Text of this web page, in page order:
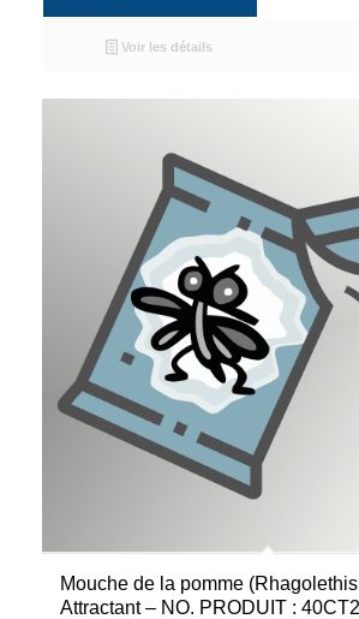
Voir les détails
Mouche de la pomme
Attractant – NO. PRODUIT :